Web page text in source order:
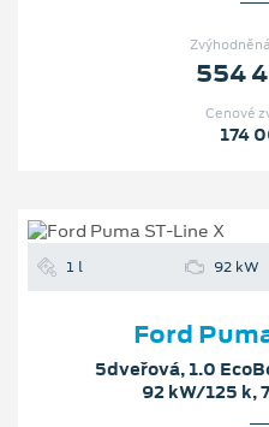
554
Cenové
174
1 l 92 kW
Ford
5dveřová, 1.0
92 kW/125 k,